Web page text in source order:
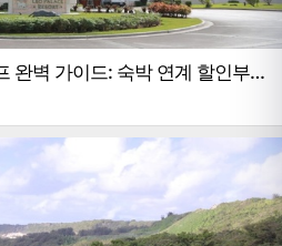
완벽 가이드: 숙박 연계 할인부